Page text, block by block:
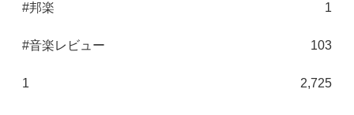
#邦楽 1
#音楽レビュー 103
1 2,725